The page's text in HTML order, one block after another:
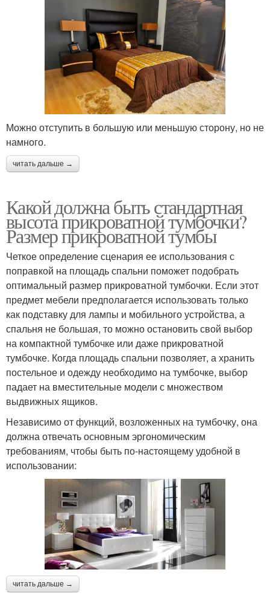
Можно отступить в большую или меньшую сторону, но не
намного.
читать дальше →
Какой должна быть стандартная
высота прикроватной тумбочки?
Размер прикроватной тумбы
Четкое определение сценария ее использования с
поправкой на площадь спальни поможет подобрать
оптимальный размер прикроватной тумбочки. Если этот
предмет мебели предполагается использовать только
как подставку для лампы и мобильного устройства, а
спальня не большая, то можно остановить свой выбор
на компактной тумбочке или даже прикроватной
тумбочке. Когда площадь спальни позволяет, а хранить
постельное и одежду необходимо на тумбочке, выбор
падает на вместительные модели с множеством
выдвижных ящиков.
Независимо от функций, возложенных на тумбочку, она
должна отвечать основным эргономическим
требованиям, чтобы быть по-настоящему удобной в
использовании:
читать дальше →